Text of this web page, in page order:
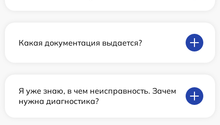
Какая документация выдается?
Я уже знаю, в чем неисправность. Зачем
нужна диагностика?